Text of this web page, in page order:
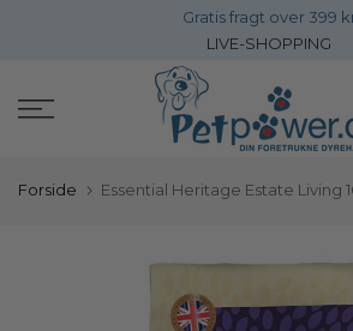
inholdet
Gratis fragt over 399
LIVE-SHOPPING
Forside Essential Heritage Estate Living